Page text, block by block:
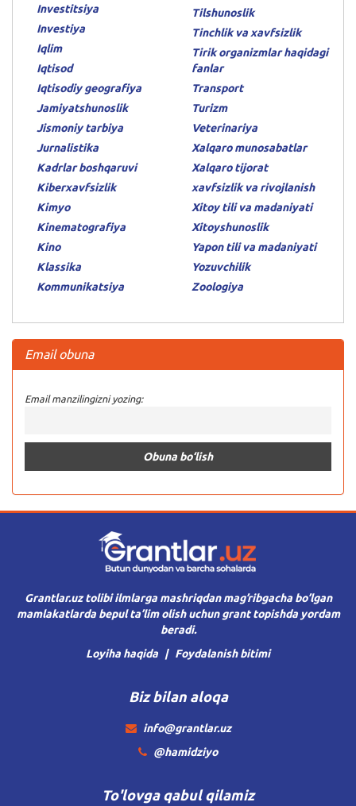
Investitsiya
Investiya
Iqlim
Iqtisod
Iqtisodiy geografiya
Jamiyatshunoslik
Jismoniy tarbiya
Jurnalistika
Kadrlar boshqaruvi
Kiberxavfsizlik
Kimyo
Kinematografiya
Kino
Klassika
Kommunikatsiya
Tilshunoslik
Tinchlik va xavfsizlik
Tirik organizmlar haqidagi
fanlar
Transport
Turizm
Veterinariya
Xalqaro munosabatlar
Xalqaro tijorat
xavfsizlik va rivojlanish
Xitoy tili va madaniyati
Xitoyshunoslik
Yapon tili va madaniyati
Yozuvchilik
Zoologiya
Email obuna
Email manzilingizni yozing:
Grantlar.uz tolibi ilmlarga mashriqdan mag’ribgacha bo’lgan
mamlakatlarda bepul ta’lim olish uchun grant topishda yordam
beradi.
Loyiha haqida
Foydalanish bitimi
Biz bilan aloqa
info@grantlar.uz
@hamidziyo
To'lovga qabul qilamiz